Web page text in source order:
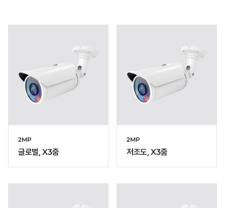
2MP
글로벌, X3줌
2MP
저조도, X3줌